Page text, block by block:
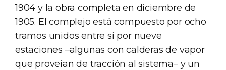
1904 y la obra completa en diciembre de
1905. El complejo está compuesto por ocho
tramos unidos entre sí por nueve
estaciones –algunas con calderas de vapor
que proveían de tracción al sistema– y un